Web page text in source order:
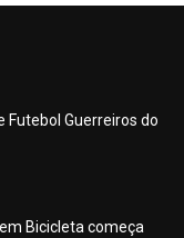
Futebol Guerreiros do
Bicicleta começa